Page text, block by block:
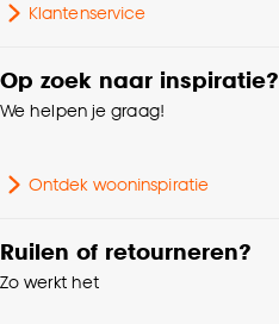
Klantenservice
Op zoek naar inspiratie?
We helpen je graag!
Ontdek wooninspiratie
Ruilen of retourneren?
Zo werkt het